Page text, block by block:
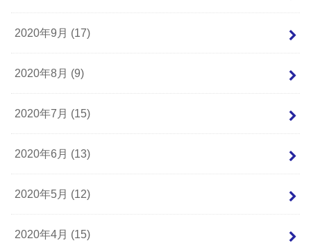
2020年9月 (17)
2020年8月 (9)
2020年7月 (15)
2020年6月 (13)
2020年5月 (12)
2020年4月 (15)